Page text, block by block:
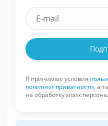
Я принимаю условия
политики приватности, а
на обработку моих